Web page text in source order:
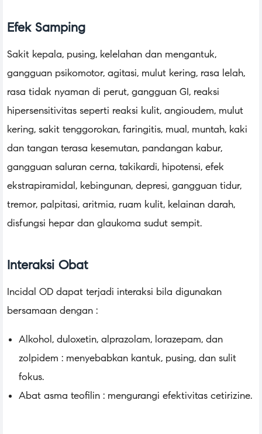
Efek Samping
Sakit kepala, pusing, kelelahan dan mengantuk,
gangguan psikomotor, agitasi, mulut kering, rasa lelah,
rasa tidak nyaman di perut, gangguan GI, reaksi
hipersensitivitas seperti reaksi kulit, angioudem, mulut
kering, sakit tenggorokan, faringitis, mual, muntah, kaki
dan tangan terasa kesemutan, pandangan kabur,
gangguan saluran cerna, takikardi, hipotensi, efek
ekstrapiramidal, kebingunan, depresi, gangguan tidur,
tremor, palpitasi, aritmia, ruam kulit, kelainan darah,
disfungsi hepar dan glaukoma sudut sempit.
Interaksi Obat
Incidal OD dapat terjadi interaksi bila digunakan
bersamaan dengan :
Alkohol, duloxetin, alprazolam, lorazepam, dan
zolpidem : menyebabkan kantuk, pusing, dan sulit
fokus.
Abat asma teofilin : mengurangi efektivitas cetirizine.